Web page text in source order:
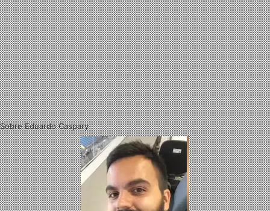
Sobre Eduardo Caspary